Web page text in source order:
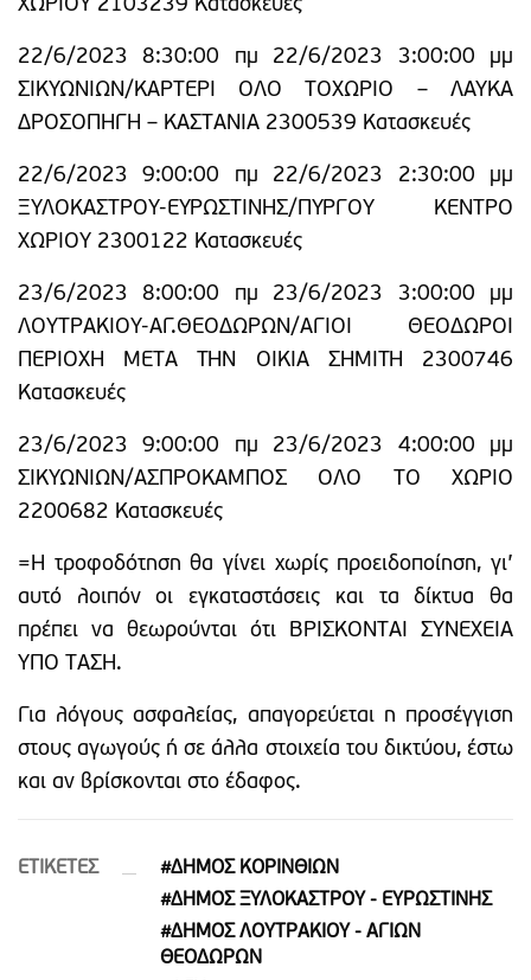
ΧΩΡΙΟΥ 2103239 Κατασκευές
22/6/2023 8:30:00 πμ 22/6/2023 3:00:00 μμ
ΣΙΚΥΩΝΙΩΝ/ΚΑΡΤΕΡΙ ΟΛΟ ΤΟΧΩΡΙΟ – ΛΑΥΚΑ
ΔΡΟΣΟΠΗΓΗ – ΚΑΣΤΑΝΙΑ 2300539 Κατασκευές
22/6/2023 9:00:00 πμ 22/6/2023 2:30:00 μμ
ΞΥΛΟΚΑΣΤΡΟΥ-ΕΥΡΩΣΤΙΝΗΣ/ΠΥΡΓΟΥ ΚΕΝΤΡΟ
ΧΩΡΙΟΥ 2300122 Κατασκευές
23/6/2023 8:00:00 πμ 23/6/2023 3:00:00 μμ
ΛΟΥΤΡΑΚΙΟΥ-ΑΓ.ΘΕΟΔΩΡΩΝ/ΑΓΙΟΙ ΘΕΟΔΩΡΟΙ
ΠΕΡΙΟΧΗ ΜΕΤΑ ΤΗΝ ΟΙΚΙΑ ΣΗΜΙΤΗ 2300746
Κατασκευές
23/6/2023 9:00:00 πμ 23/6/2023 4:00:00 μμ
ΣΙΚΥΩΝΙΩΝ/ΑΣΠΡΟΚΑΜΠΟΣ ΟΛΟ ΤΟ ΧΩΡΙΟ
2200682 Κατασκευές
=Η τροφοδότηση θα γίνει χωρίς προειδοποίηση, γι’
αυτό λοιπόν οι εγκαταστάσεις και τα δίκτυα θα
πρέπει να θεωρούνται ότι ΒΡΙΣΚΟΝΤΑΙ ΣΥΝΕΧΕΙΑ
ΥΠΟ ΤΑΣΗ.
Για λόγους ασφαλείας, απαγορεύεται η προσέγγιση
στους αγωγούς ή σε άλλα στοιχεία του δικτύου, έστω
και αν βρίσκονται στο έδαφος.
ETIΚΕΤΕΣ
#ΔΗΜΟΣ ΚΟΡΙΝΘΙΩΝ
#ΔΗΜΟΣ ΞΥΛΟΚΑΣΤΡΟΥ - ΕΥΡΩΣΤΙΝΗΣ
#ΔΗΜΟΣ ΛΟΥΤΡΑΚΙΟΥ - ΑΓΙΩΝ
ΘΕΟΔΩΡΩΝ